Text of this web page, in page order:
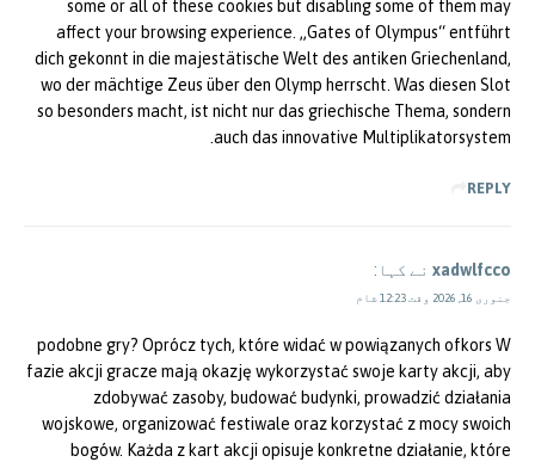
some or all of these cookies but disabling some of them may
affect your browsing experience. „Gates of Olympus“ entführt
dich gekonnt in die majestätische Welt des antiken Griechenland,
wo der mächtige Zeus über den Olymp herrscht. Was diesen Slot
so besonders macht, ist nicht nur das griechische Thema, sondern
auch das innovative Multiplikatorsystem.
REPLY
xadwlfcco نے کہا:
جنوری 16, 2026 وقت 12:23 شام
podobne gry? Oprócz tych, które widać w powiązanych ofkors W
fazie akcji gracze mają okazję wykorzystać swoje karty akcji, aby
zdobywać zasoby, budować budynki, prowadzić działania
wojskowe, organizować festiwale oraz korzystać z mocy swoich
bogów. Każda z kart akcji opisuje konkretne działanie, które